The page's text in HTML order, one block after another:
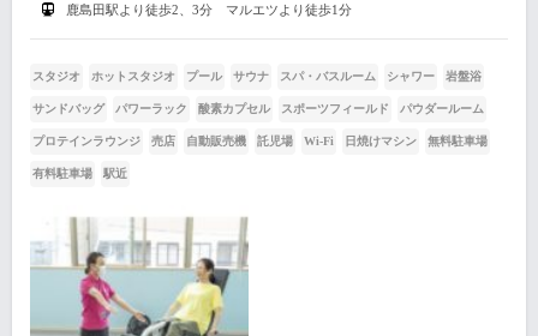
鹿島田駅より徒歩2、3分 マルエツより徒歩1分
スタジオ ホットスタジオ プール サウナ スパ・バスルーム シャワー 岩盤浴
サンドバッグ パワーラック 酸素カプセル スポーツフィールド パウダールーム
プロテインラウンジ 売店 自動販売機 託児場 Wi-Fi 日焼けマシン 無料駐車場
有料駐車場 駅近